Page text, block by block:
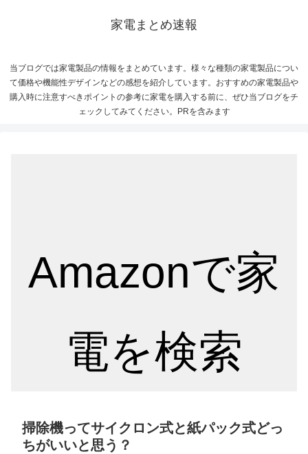
家電まとめ速報
当ブログでは家電製品の情報をまとめています。様々な種類の家電製品につい
て価格や機能性デザインなどの感想を紹介しています。おすすめの家電製品や
購入時に注意すべきポイントの参考に家電を購入する前に、ぜひ当ブログをチ
ェックしてみてください。PRを含みます
Amazonで家
電を検索
掃除機ってサイクロン式と紙パック式どっ
ちがいいと思う？